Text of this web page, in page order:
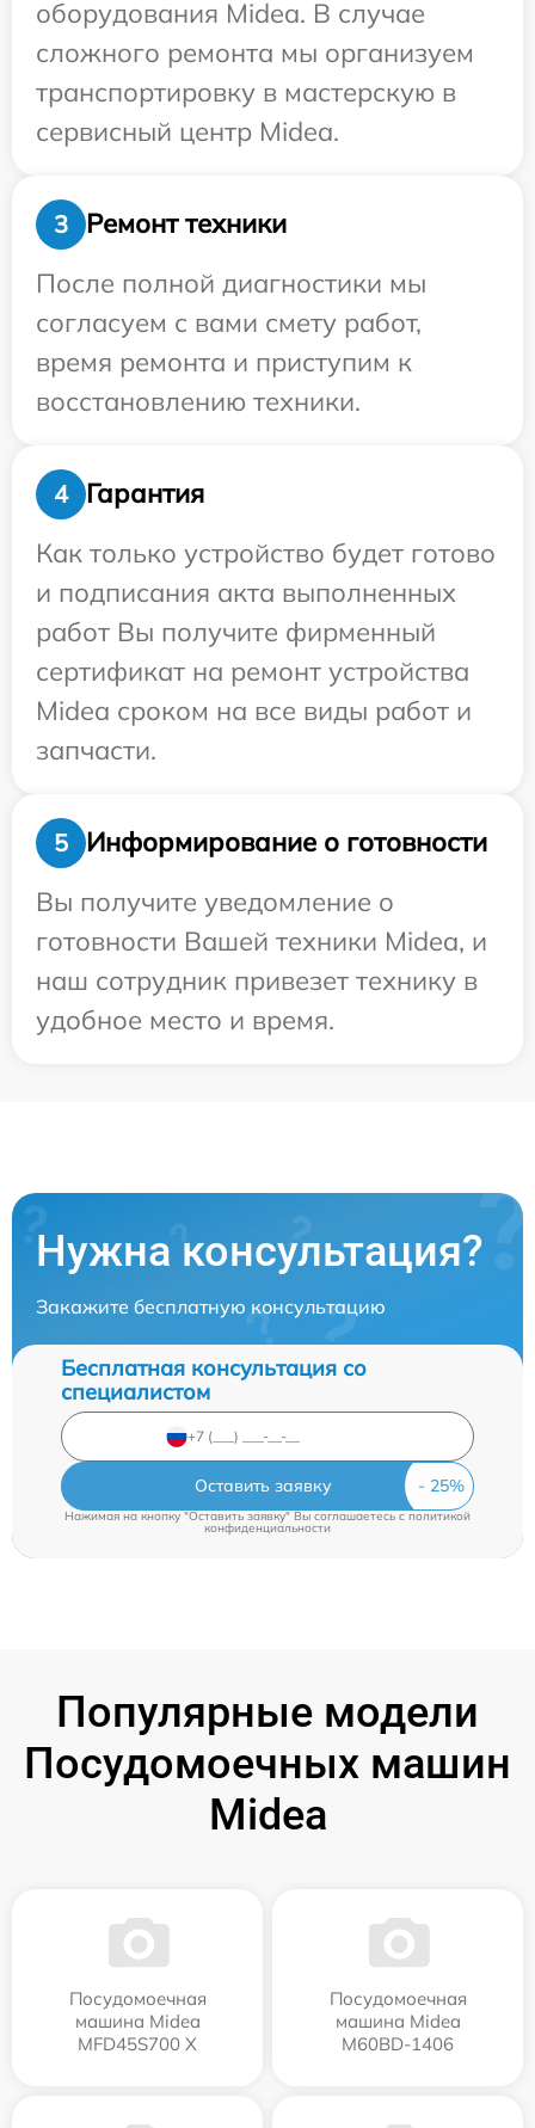
оборудования Midea. В случае
сложного ремонта мы организуем
транспортировку в мастерскую в
сервисный центр Midea.
3
Ремонт техники
После полной диагностики мы
согласуем с вами смету работ,
время ремонта и приступим к
восстановлению техники.
4
Гарантия
Как только устройство будет готово
и подписания акта выполненных
работ Вы получите фирменный
сертификат на ремонт устройства
Midea сроком на все виды работ и
запчасти.
5
Информирование о готовности
Вы получите уведомление о
готовности Вашей техники Midea, и
наш сотрудник привезет технику в
удобное место и время.
Нужна консультация?
Закажите бесплатную консультацию
Бесплатная консультация со
специалистом
Оставить заявку
Нажимая на кнопку "Оставить заявку" Вы соглашаетесь cполитикой
конфиденциальности
Популярные модели
Посудомоечных машин
Midea
Посудомоечная
машина Midea
MFD45S700 X
Посудомоечная
машина Midea
M60BD-1406